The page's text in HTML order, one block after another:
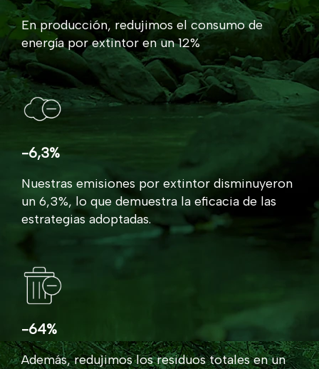
En producción, redujimos el consumo de
energía por extintor en un 12%
-6,3%
Nuestras emisiones por extintor disminuyeron
un 6,3%, lo que demuestra la eficacia de las
estrategias adoptadas.
-64%
Además, redujimos los residuos totales en un